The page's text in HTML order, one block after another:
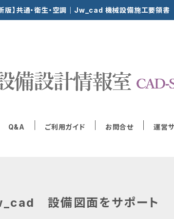
版】共通・衛生・空調｜Jw_cad 機械設備施工要領書
Q&A ご利用ガイド お問合せ 運営
設備図面をサポート